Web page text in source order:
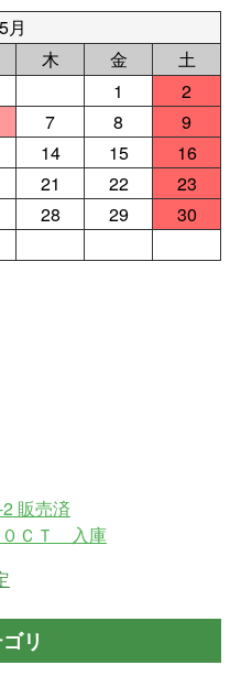
月
木 金
土
1
2
7 8
9
14 15
16
21 22
23
28 29
30
販売済
ＣＴ 入庫
リ